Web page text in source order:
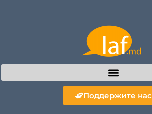
Поддержите нас